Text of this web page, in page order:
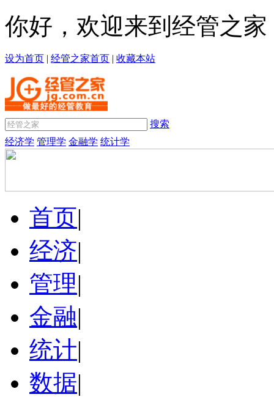
你好，欢迎来到经管之家
设为首页 | 经管之家首页 | 收藏本站
搜索
经济学 管理学 金融学 统计学
首页|
经济|
管理|
金融|
统计|
数据|